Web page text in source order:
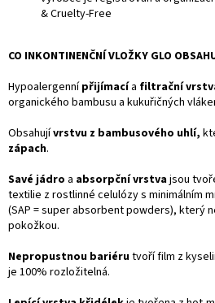
& Cruelty-Free
CO INKONTINENČNÍ VLOŽKY GLO
Hypoalergennípřijímacía filtrační
organického bambusu a kukuřičných
Obsahujívrstvu z bambusového uhlí,
zápach.
Savé jádro a absorpční vrstvajsou
textilie z rostlinné celulózy s minimálním
(SAP = super absorbent powders), který
pokožkou.
Nepropustnou bariérutvoří film z
je 100% rozložitelná.